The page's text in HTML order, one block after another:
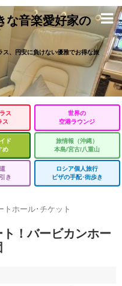
な音楽愛好家の
、円安に負けない優雅でお得な旅
ス
ス
世界の
空港ラウンジ
ド
め
旅情報（沖縄）
本島/宮古/八重山
き
ロシア個人旅行
ビザの手配･街歩き
トホール･チケット
！バービカンホー